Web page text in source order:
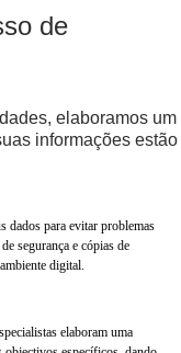
de
elaboramos um
informações estão
dados para evitar problemas
segurança e cópias de
digital.
elaboram uma